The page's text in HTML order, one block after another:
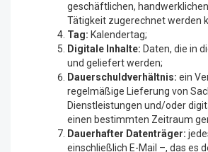
geschäftlichen,
Tätigkeit zugerechnet werden
Tag: Kalendertag;
Digitale Inhalte: Daten, die in
und geliefert werden;
Dauerschuldverhältnis: ein
regelmäßige Lieferung von
Dienstleistungen und/oder
einen bestimmten Zeitraum
Dauerhafter Datenträger:
einschließlich E-Mail –, das es